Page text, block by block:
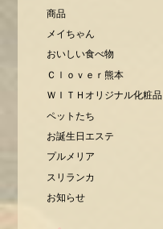
商品
メイちゃん
おいしい食べ物
Ｃｌｏｖｅｒ熊本
ＷＩＴＨオリジナル化粧品
ペットたち
お誕生日エステ
プルメリア
スリランカ
お知らせ